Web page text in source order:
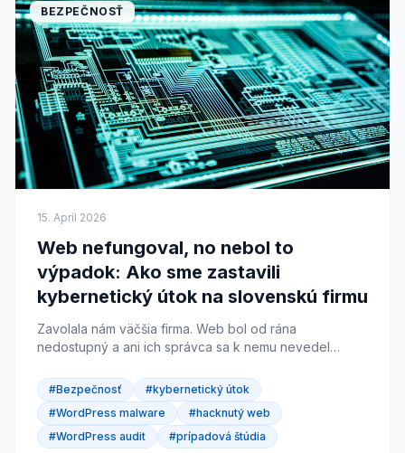
BEZPEČNOSŤ
15. Apríl 2026
Web nefungoval, no nebol to
výpadok: Ako sme zastavili
kybernetický útok na slovenskú firmu
Zavolala nám väčšia firma. Web bol od rána
nedostupný a ani ich správca sa k nemu nevedel
kybernetický útok, ktorý prebiehal už dlhšie...
#Bezpečnosť
#kybernetický útok
#WordPress malware
#hacknutý web
#WordPress audit
#prípadová štúdia